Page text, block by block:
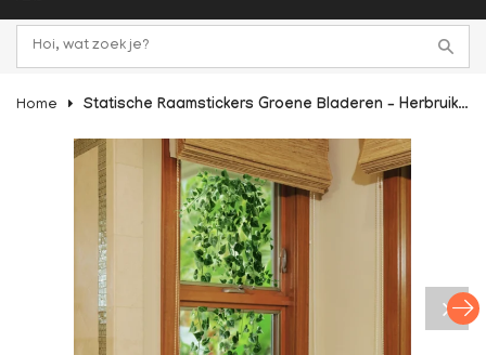
Home Statische Raamstickers Groene Bladeren – Herbruikbare Decoratieve Glasstickers Zonder Lijm voor Woonkamer & Slaapkamer